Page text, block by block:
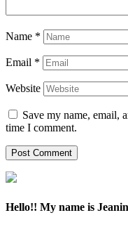
Name *
Email *
Website
Save my name, email,
time I comment.
Hello!! My name is